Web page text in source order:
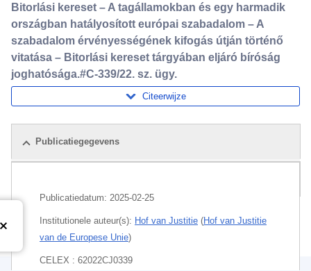
Bitorlási kereset – A tagállamokban és egy harmadik
országban hatályosított európai szabadalom – A
szabadalom érvényességének kifogás útján történő
vitatása – Bitorlási kereset tárgyában eljáró bíróság
joghatósága.#C-339/22. sz. ügy.
Citeerwijze
Publicatiegegevens
Publicatiedatum: 2025-02-25
Institutionele auteur(s): Hof van Justitie (Hof van Justitie
van de Europese Unie)
CELEX : 62022CJ0339